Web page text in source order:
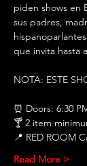
piden shows en
sus padres,
que invita hasta
NOTA: ESTE
⏰ Doors: 6:30
🍸 2 item
📍 RED ROOM
Read More >